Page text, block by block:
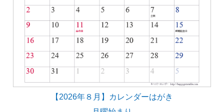
【2026年８月】カレンダーはがき